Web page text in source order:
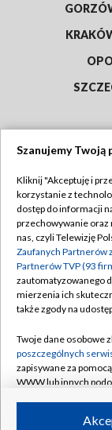
Abonament
Emisja w TVP
Centrum
Naziemna
Rada
System NOS
Informacje o
Szanujemy Twoją
Kliknij "Akceptuję i
korzystanie z
dostęp do informacji
przechowywanie oraz
nas, czyli Telewizję
Zaufanych Partnerów
Partnerów TVP (93
zautomatyzowanego
mierzenia ich
także zgody na
Twoje dane osobowe
poszczególnych
zapisywane za
WWW lub innych
ruchu w Internecie.